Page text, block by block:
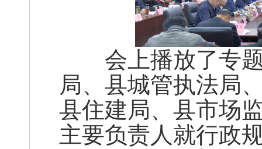
会上播放了专题
局、县城管执法局
县住建局、县市场
主要负责人就行政